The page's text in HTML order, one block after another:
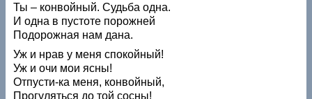
Ты – конвойный. Судьба одна.
И одна в пустоте порожней
Подорожная нам дана.
Уж и нрав у меня спокойный!
Уж и очи мои ясны!
Отпусти-ка меня, конвойный,
Прогуляться до той сосны!